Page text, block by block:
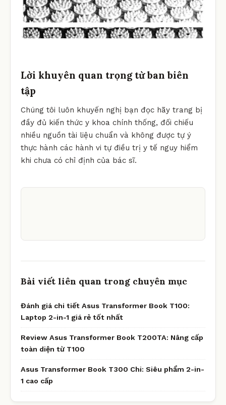
Lời khuyên quan trọng từ ban biên
tập
Chúng tôi luôn khuyến nghị bạn đọc hãy trang bị
đầy đủ kiến thức y khoa chính thống, đối chiếu
nhiều nguồn tài liệu chuẩn và không được tự ý
thực hành các hành vi tự điều trị y tế nguy hiểm
khi chưa có chỉ định của bác sĩ.
Bài viết liên quan trong chuyên mục
Đánh giá chi tiết Asus Transformer Book T100:
Laptop 2-in-1 giá rẻ tốt nhất
Review Asus Transformer Book T200TA: Nâng cấp
toàn diện từ T100
Asus Transformer Book T300 Chi: Siêu phẩm 2-in-
1 cao cấp